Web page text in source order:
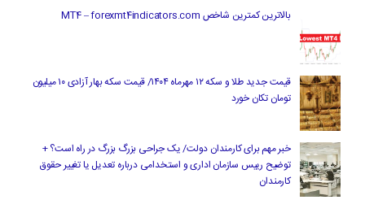
بالاترین کمترین شاخص MT4 – forexmt4indicators.com
قیمت جدید طلا و سکه ۱۲ مهرماه ۱۴۰۴/ قیمت سکه بهار آزادی ۱۰ میلیون
تومان تکان خورد
خبر مهم برای کارمندان دولت/ یک جراحی بزرگ بزرگ در راه است؟ +
توضیح رییس سازمان اداری و استخدامی درباره تعدیل یا تغییر حقوق
کارمندان